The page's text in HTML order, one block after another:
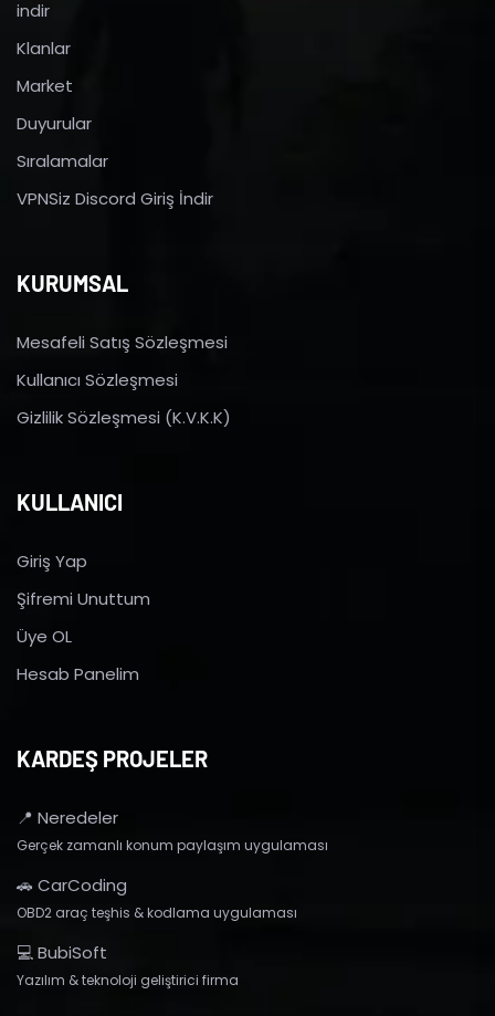
indir
Klanlar
Market
Duyurular
Sıralamalar
VPNSiz Discord Giriş İndir
KURUMSAL
Mesafeli Satış Sözleşmesi
Kullanıcı Sözleşmesi
Gizlilik Sözleşmesi (K.V.K.K)
KULLANICI
Giriş Yap
Şifremi Unuttum
Üye OL
Hesab Panelim
KARDEŞ PROJELER
📍 Neredeler
Gerçek zamanlı konum paylaşım uygulaması
🚗 CarCoding
OBD2 araç teşhis & kodlama uygulaması
💻 BubiSoft
Yazılım & teknoloji geliştirici firma